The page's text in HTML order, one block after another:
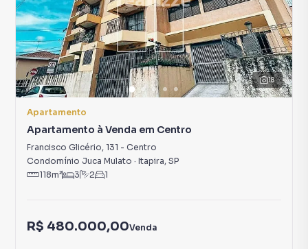
18
Apartamento
Apartamento à Venda em Centro
Francisco Glicério, 131 - Centro
Condomínio Juca Mulato · Itapira, SP
118m² 3 2 1
R$ 480.000,00Venda